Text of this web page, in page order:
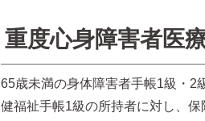
重度心身障害者医
65歳未満の身体障害者手帳1級・2
健福祉手帳1級の所持者に対し、